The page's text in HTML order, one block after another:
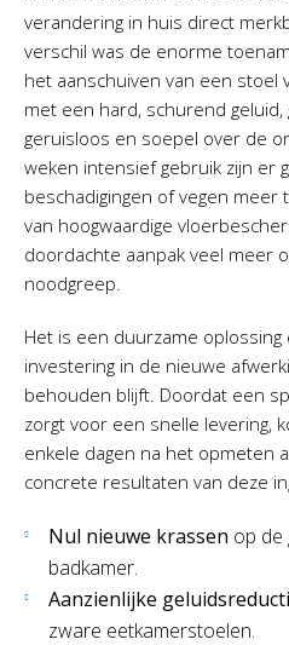
verandering in huis direct
verschil was de enorme
het aanschuiven van een stoel
met een hard, schurend
geruisloos en soepel over de
weken intensief gebruik zijn er
beschadigingen of vegen meer
van hoogwaardige
doordachte aanpak veel meer
noodgreep.
Het is een duurzame
investering in de nieuwe
behouden blijft. Doordat een
zorgt voor een snelle levering,
enkele dagen na het opmeten
concrete resultaten van deze
Nul nieuwe krassen op de
badkamer.
Aanzienlijke
zware eetkamerstoelen.